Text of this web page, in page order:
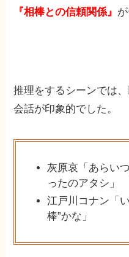
『相棒との信頼関係』
推理をするシーンでは
会話が印象的でした。
灰原哀「あらい
ったのアタシ」
江戸川コナン「
棒”かな」